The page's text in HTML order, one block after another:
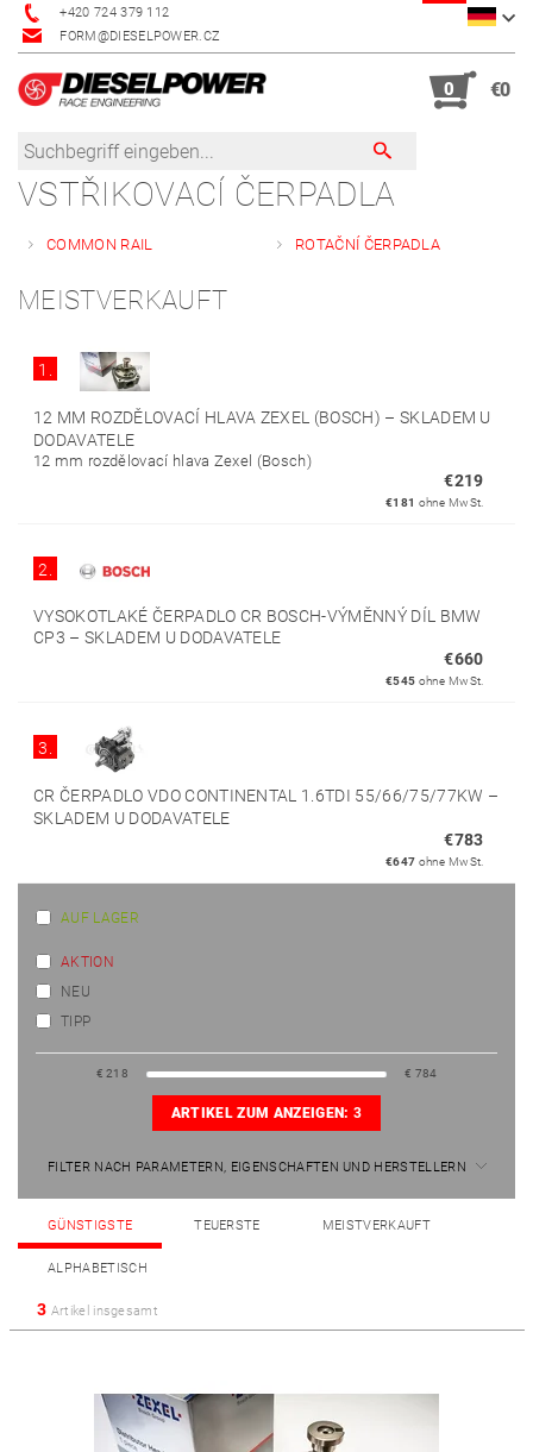
+420 724 379 112
FORM@DIESELPOWER.CZ
0 €0
VSTŘIKOVACÍ ČERPADLA
COMMON RAIL ROTAČNÍ ČERPADLA
MEISTVERKAUFT
1.
12 MM ROZDĚLOVACÍ HLAVA ZEXEL (BOSCH) – SKLADEM U
DODAVATELE
12 mm rozdělovací hlava Zexel (Bosch)
€219
€181 ohne MwSt.
2.
VYSOKOTLAKÉ ČERPADLO CR BOSCH-VÝMĚNNÝ DÍL BMW
CP3 –SKLADEM U DODAVATELE
€660
€545 ohne MwSt.
3.
CR ČERPADLO VDO CONTINENTAL 1.6TDI 55/66/75/77KW –
SKLADEM U DODAVATELE
€783
€647 ohne MwSt.
AUF LAGER
AKTION
NEU
TIPP
€218 € 784
ARTIKEL ZUM ANZEIGEN: 3
FILTER NACH PARAMETERN, EIGENSCHAFTEN UND HERSTELLERN
GÜNSTIGSTE TEUERSTE MEISTVERKAUFT
ALPHABETISCH
3 Artikel insgesamt